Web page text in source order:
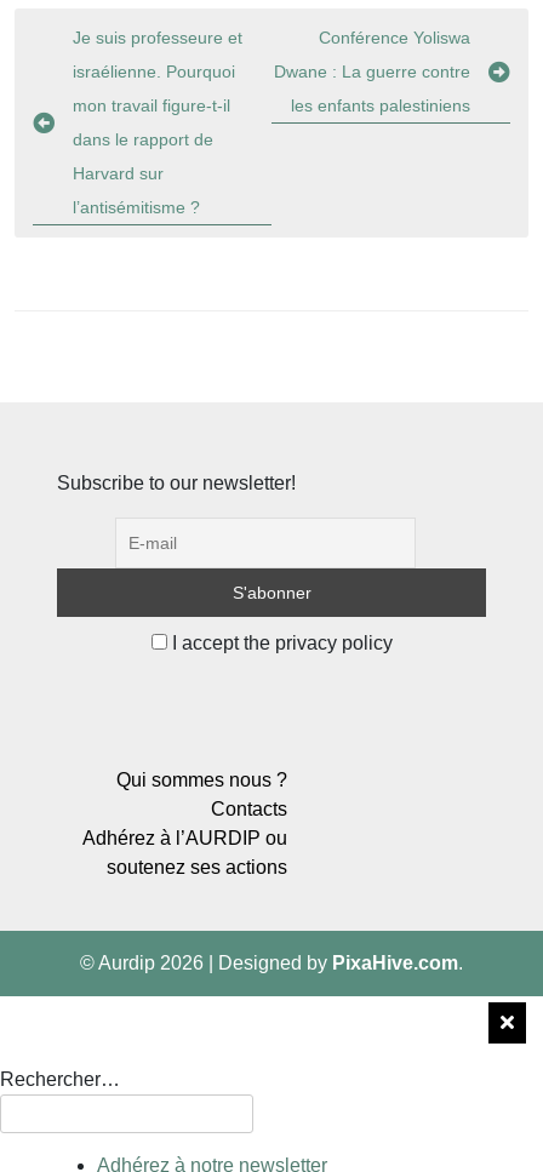
Navigation
l’article
Je suis professeure et
israélienne. Pourquoi
mon travail figure-t-il
dans le rapport de
Harvard sur
l’antisémitisme ?
Conférence Yoliswa
Dwane : La guerre contre
les enfants palestiniens
Subscribe to our newsletter!
I accept the privacy policy
Qui sommes nous ?
Contacts
Adhérez à l’AURDIP ou
soutenez ses actions
© Aurdip 2026 Designed by PixaHive.com.
Rechercher…
Adhérez à notre newsletter